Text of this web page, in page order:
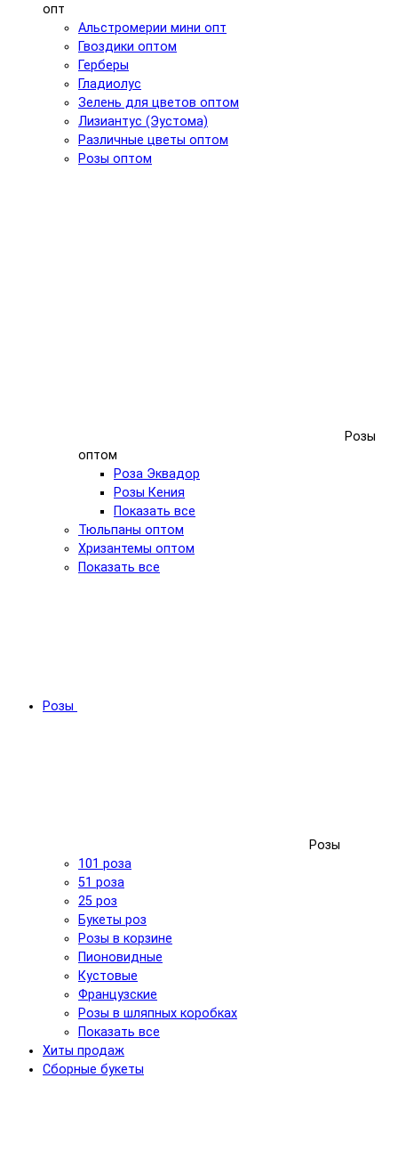
опт
Альстромерии мини опт
Гвоздики оптом
Герберы
Гладиолус
Зелень для цветов оптом
Лизиантус (Эустома)
Различные цветы оптом
Розы оптом
Розы
оптом
Роза Эквадор
Розы Кения
Показать все
Тюльпаны оптом
Хризантемы оптом
Показать все
Розы
Розы
101 роза
51 роза
25 роз
Букеты роз
Розы в корзине
Пионовидные
Кустовые
Французские
Розы в шляпных коробках
Показать все
Хиты продаж
Сборные букеты